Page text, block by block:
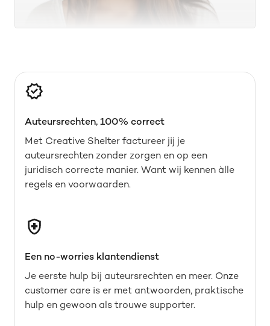
Auteursrechten, 100% correct
Met Creative Shelter factureer jij je
auteursrechten zonder zorgen en op een
juridisch correcte manier. Want wij kennen àlle
regels en voorwaarden.
Een no-worries klantendienst
Je eerste hulp bij auteursrechten en meer. Onze
customer care is er met antwoorden, praktische
hulp en gewoon als trouwe supporter.